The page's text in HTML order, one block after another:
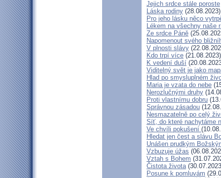
Jejich srdce stále poroste
Láska rodiny (28.08.2023)
Pro jeho lásku něco
Lékem na všechny naše
Ze srdce Páně
Napomenout svého
V plnosti slávy
Kdo trpí více (21.08.2023)
K vedení duší
Viditelný svět je jako
Hlad po smysluplném
Maria je vzata do nebe
Nerozlučnými druhy
Proti vlastnímu dobru
Správnou zásadou
Nesmazatelně po celý
Síť, do které nachytáme
Ve chvíli pokušení
Hledat jen čest a slávu
Unášen prudkým
Vzbuzuje úžas
Vztah s Bohem
Čistota života
Posune k pomluvám